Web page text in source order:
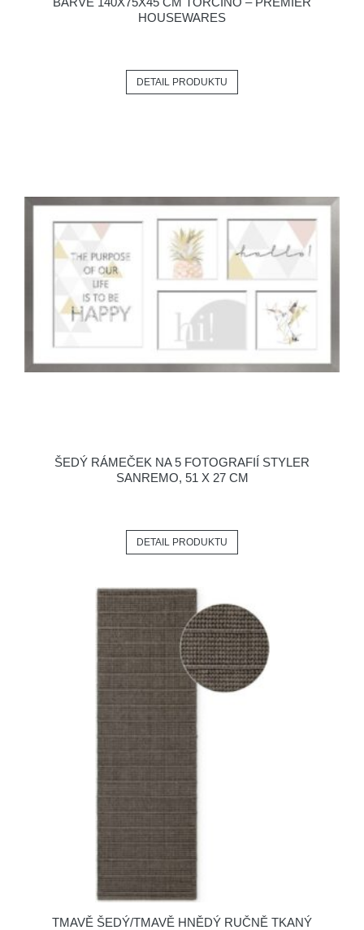
HOUSEWARES
DETAIL PRODUKTU
ŠEDÝ RÁMEČEK NA 5 FOTOGRAFIÍ STYLER
SANREMO, 51 X 27 CM
DETAIL PRODUKTU
TMAVĚ ŠEDÝ/TMAVĚ HNĚDÝ RUČNĚ TKANÝ